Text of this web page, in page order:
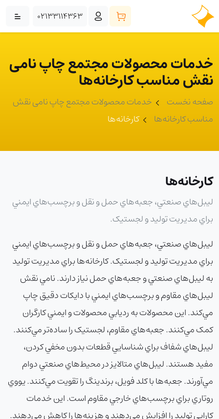
02133114363
خدمات محصولات مجتمع چاپ نامی
نقش مناسب کارخانه‌ها
صفحه نخست
خدمات محصولات مجتمع چاپ نامی نقش
مناسب کارخانه‌ها
کارخانه‌ها
کارخانه‌ها
ليبل‌هاي صنعتي، جعبه‌هاي حمل و نقل و برچسب‌هاي ايمني
براي مديريت توليد و لجستيک.
ليبل‌هاي صنعتي، جعبه‌هاي حمل و نقل و برچسب‌هاي ايمني
براي مديريت توليد و لجستيک. کارخانه‌ها براي مديريت توليد
به ليبل‌هاي صنعتي و جعبه‌هاي حمل نياز دارند. نامي نقش
ليبل‌هاي مقاوم و برچسب‌هاي ايمني با دايکات دقيق چاپ
مي‌کند. اين محصولات به رديابي محصولات و ايمني کارگران
کمک مي‌کنند. جعبه‌هاي مقاوم، لجستيک را ساده‌تر مي‌کنند.
ليبل‌هاي شفاف براي شناسايي قطعات بدون مخفي کردن،
مفيد هستند. ليبل‌هاي متالايز در محيط‌هاي صنعتي دوام
مي‌آورند. جعبه‌ها با کلد فويل، برندينگ را تقويت مي‌کنند. يووي
روتاري براي برچسب‌هاي خارجي مقاوم است. اين خدمات
کارايي توليد را افزايش مي‌دهند و هزينه‌ها را کاهش مي‌دهند.